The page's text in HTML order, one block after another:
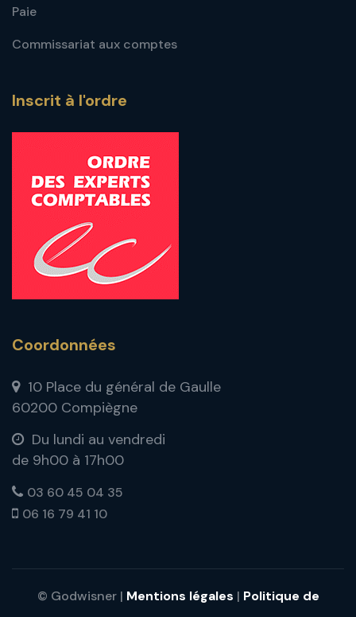
Paie
Commissariat aux comptes
Inscrit à l'ordre
Coordonnées
10 Place du général de Gaulle
60200 Compiègne
Du lundi au vendredi
de 9h00 à 17h00
03 60 45 04 35
06 16 79 41 10
© Godwisner | Mentions légales | Politique de